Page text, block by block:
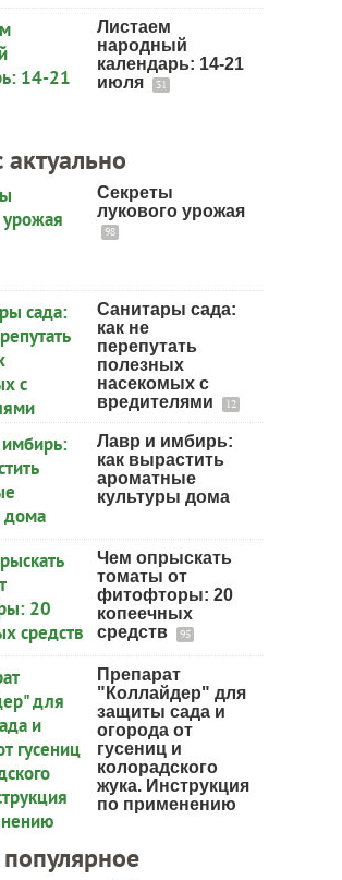
Листаем
народный
календарь: 14-21
июля
31
актуально
Секреты
лукового урожая
98
Санитары сада:
как не
перепутать
полезных
насекомых с
вредителями
12
Лавр и имбирь:
как вырастить
ароматные
культуры дома
Чем опрыскать
томаты от
фитофторы: 20
копеечных
средств
95
Препарат
"Коллайдер" для
защиты сада и
огорода от
гусениц и
колорадского
жука. Инструкция
по применению